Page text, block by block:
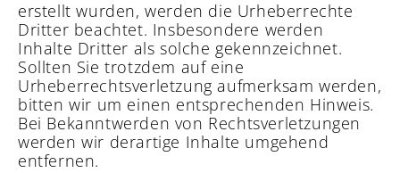
erstellt wurden, werden die Urheberrechte
Dritter beachtet. Insbesondere werden
Inhalte Dritter als solche gekennzeichnet.
Sollten Sie trotzdem auf eine
Urheberrechtsverletzung aufmerksam werden,
bitten wir um einen entsprechenden Hinweis.
Bei Bekanntwerden von Rechtsverletzungen
werden wir derartige Inhalte umgehend
entfernen.